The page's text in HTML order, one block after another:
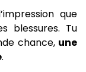
que
blessures. Tu
chance, une
.